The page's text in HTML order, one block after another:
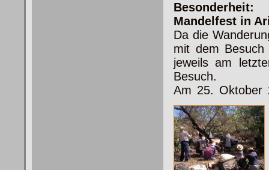
Besonderheit:
Mandelfest in
Da die
mit dem
jeweils am
Besuch.
Am 25. Oktober